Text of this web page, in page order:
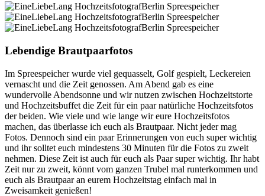
Lebendige Brautpaarfotos
Im Spreespeicher wurde viel gequasselt, Golf gespielt, Leckereien
vernascht und die Zeit genossen. Am Abend gab es eine
wundervolle Abendsonne und wir nutzen zwischen Hochzeitstorte
und Hochzeitsbuffet die Zeit für ein paar natürliche Hochzeitsfotos
der beiden. Wie viele und wie lange wir eure Hochzeitsfotos
machen, das überlasse ich euch als Brautpaar. Nicht jeder mag
Fotos. Dennoch sind ein paar Erinnerungen von euch super wichtig
und ihr solltet euch mindestens 30 Minuten für die Fotos zu zweit
nehmen. Diese Zeit ist auch für euch als Paar super wichtig. Ihr habt
Zeit nur zu zweit, könnt vom ganzen Trubel mal runterkommen und
euch als Brautpaar an eurem Hochzeitstag einfach mal in
Zweisamkeit genießen!